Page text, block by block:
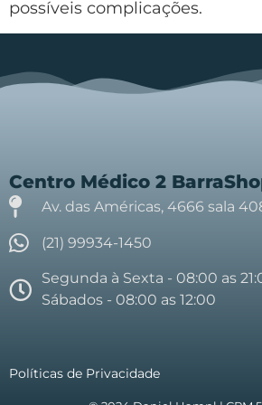
possíveis complicações.
Centro Médico 2
Av. das Américas, 4666 sala
(21) 99934-1450
Segunda à Sexta - 08:00 as
Sábados - 08:00 as 12:00
Políticas de Privacidade